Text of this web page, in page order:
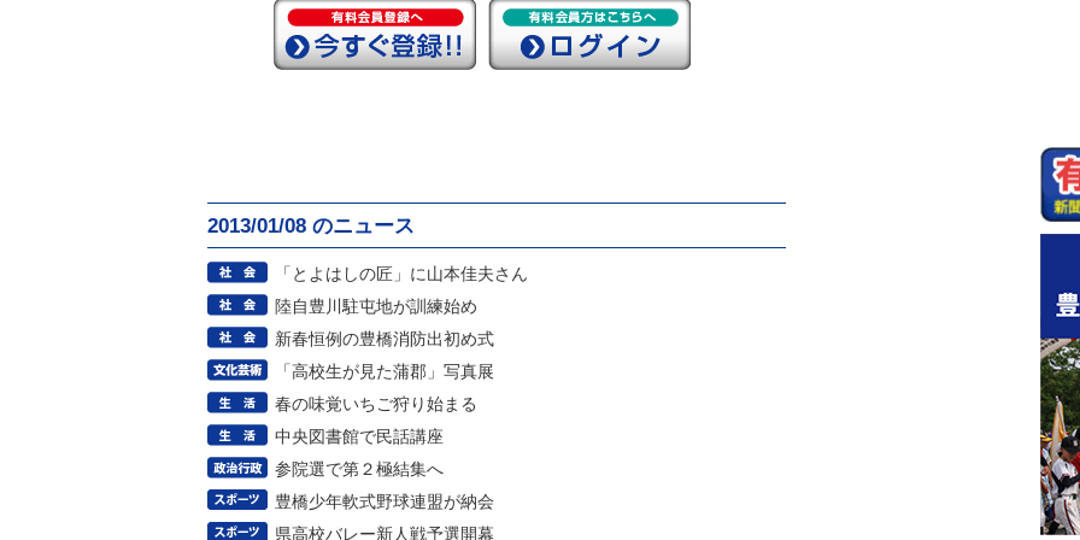
2013/01/08 のニュース
「とよはしの匠」に山本佳夫さん
陸自豊川駐屯地が訓練始め
新春恒例の豊橋消防出初め式
「高校生が見た蒲郡」写真展
春の味覚いちご狩り始まる
中央図書館で民話講座
参院選で第２極結集へ
豊橋少年軟式野球連盟が納会
県高校バレー新人戦予選開幕